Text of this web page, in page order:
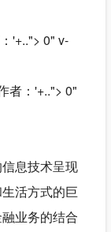
'+.."> 0" v-
者：'+.."> 0"
息技术呈现
活方式的巨
业务的结合